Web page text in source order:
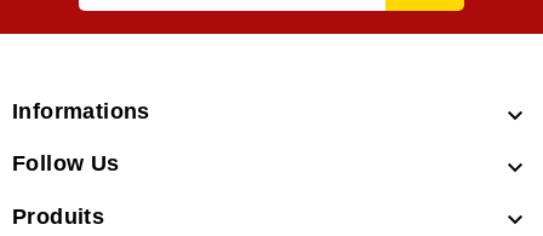
Informations 
Follow Us 
Produits 